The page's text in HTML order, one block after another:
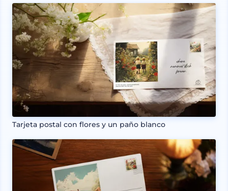
Tarjeta postal con flores y un paño blanco